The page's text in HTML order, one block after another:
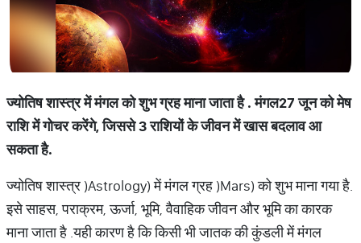
ज्योतिष शास्त्र में मंगल को शुभ ग्रह माना जाता है. मंगल27जून को मेष
राशि में गोचर करेंगे,जिससे3राशियों के जीवन में खास बदलाव आ
सकता है.
ज्योतिष शास्त्र (Astrology) में मंगल ग्रह (Mars) को शुभ माना गया है.
इसे साहस, पराक्रम, ऊर्जा, भूमि, वैवाहिक जीवन और भूमि का कारक
माना जाता है .यही कारण है कि किसी भी जातक की कुंडली मेंमंगल